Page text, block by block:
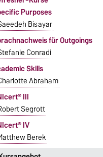
Purposes
Bisayar
für Outgoings
Conradi
Skills
Abraham
III
Segrott
IV
Berek